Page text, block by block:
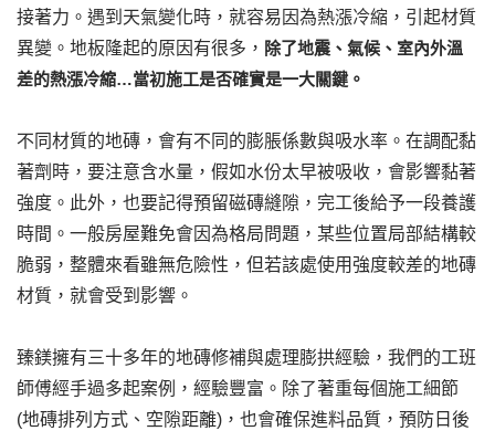
接著力。遇到天氣變化時，就容易因為熱漲冷縮，引起材質
異變。地板隆起的原因有很多， 除了地震、氣候、室內外溫
差的熱漲冷縮…當初施工是否確實是一大關鍵。
不同材質的地磚，會有不同的膨脹係數與吸水率。在調配黏
著劑時，要注意含水量，假如水份太早被吸收，會影響黏著
強度。此外，也要記得預留磁磚縫隙，完工後給予一段養護
時間。一般房屋難免會因為格局問題，某些位置局部結構較
脆弱，整體來看雖無危險性，但若該處使用強度較差的地磚
材質，就會受到影響。
臻鎂擁有三十多年的地磚修補與處理膨拱經驗，我們的工班
師傅經手過多起案例，經驗豐富。除了著重每個施工細節
(地磚排列方式、空隙距離)，也會確保進料品質，預防日後